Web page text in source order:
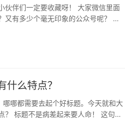
伙伴们一定要收藏呀！ 大家微信里面
有多少个毫无印象的公众号呢？ 在
什么特点？
哪都需要去起个好标题。今天就和大
？ 标题不是病差起来要人命！ 这句话